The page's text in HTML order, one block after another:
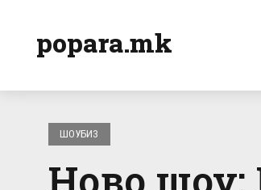
popara.mk
ШОУБИЗ
Ново шоу: